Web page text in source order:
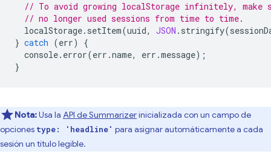
// To avoid growing localStorage infinitely, make
// no longer used sessions from time to time.
localStorage. setItem(uuid, JSON . stringify(
} catch (err)
{
console. error(err .name, err .message);
}
Nota:Usa la API de Summarizerinicializada con un campo de
opciones type: 'headline' para asignar automáticamente a cada
sesión un título legible.